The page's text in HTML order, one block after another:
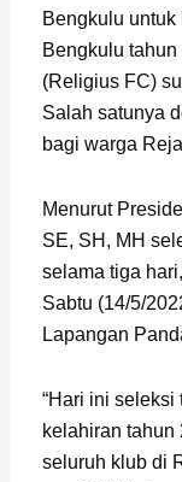
Bengkulu
Bengkulu
(Religius FC)
Salah satunya
bagi warga
Menurut
SE, SH, MH
selama tiga
Sabtu (14/5/
Lapangan
“Hari ini
kelahiran tahun
seluruh klub di